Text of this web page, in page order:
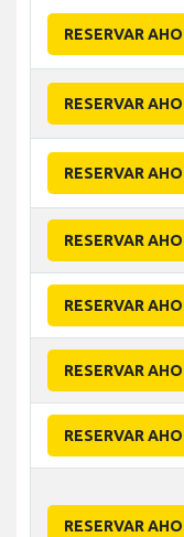
RESERVAR
RESERVAR
RESERVAR
RESERVAR
RESERVAR
RESERVAR
RESERVAR
RESERVAR